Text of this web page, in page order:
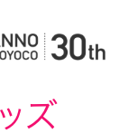
ズ